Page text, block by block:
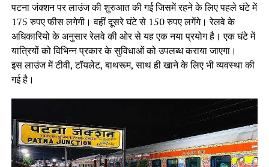
पटना जंक्शन पर लाउंज की शुरुआत की गई जिसमें रहने के लिए पहले घंटे में
175 रुपए फीस लगेगी। वहीं दूसरे घंटे से 150 रुपए लगेंगे। रेलवे के
अधिकारियो के अनुसार रेलवे की ओर से यह एक नया प्रयोग है। एक घंटे में
यात्रियों को विभिन्न प्रकार के सुविधाओं को उपलब्ध कराया जाएगा।
इस लाउंज में टीवी, टॉयलेट, बाथरूम, साथ ही खाने के लिए भी व्यवस्था की
गई है।